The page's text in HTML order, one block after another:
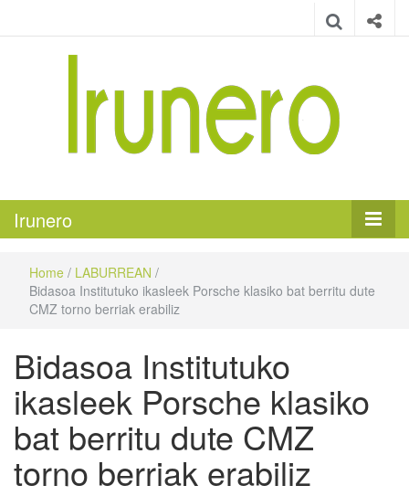
Irunero
Home / LABURREAN /
Bidasoa Institutuko ikasleek Porsche klasiko bat berritu dute
CMZ torno berriak erabiliz
Bidasoa Institutuko
ikasleek Porsche klasiko
bat berritu dute CMZ
torno berriak erabiliz